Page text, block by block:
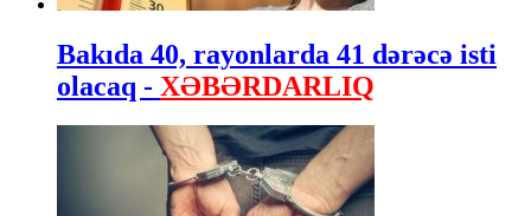
Bakıda 40, rayonlarda 41 dərəcə isti
olacaq - XƏBƏRDARLIQ